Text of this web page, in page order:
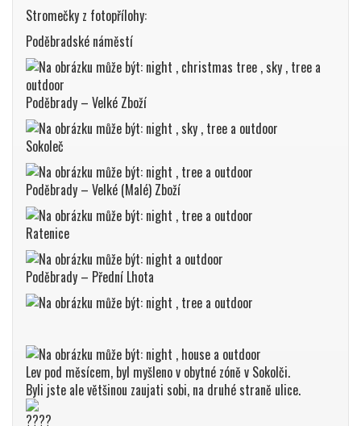
Stromečky z fotopřílohy:
Poděbradské náměstí
Poděbrady – Velké Zboží
Sokoleč
Poděbrady – Velké (Malé) Zboží
Ratenice
Poděbrady – Přední Lhota
Lev pod měsícem, byl myšleno v obytné zóně v Sokolči.
Byli jste ale většinou zaujati sobi, na druhé straně ulice.